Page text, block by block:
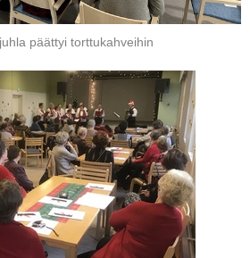
päättyi torttukahveihin